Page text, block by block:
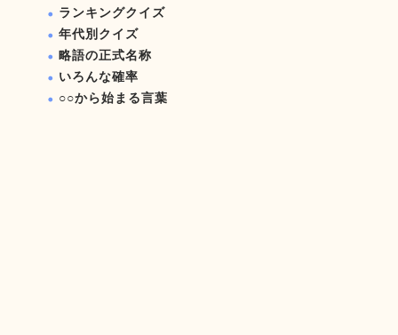
ランキングクイズ
年代別クイズ
略語の正式名称
いろんな確率
○○から始まる言葉